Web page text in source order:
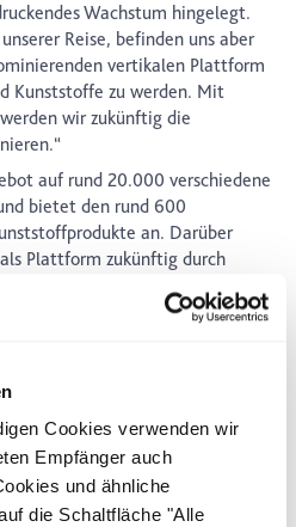
Cookies verwenden wir
Empfänger auch
und ähnliche
die Schaltfläche "Alle
Wachstum hingelegt.
Reise, befinden uns aber
vertikalen Plattform
Kunststoffe zu werden. Mit
wir zukünftig die
auf rund 20.000 verschiedene
bietet den rund 600
an. Darüber
Plattform zukünftig durch
baut XOM Materials
des 50. Händlers erreicht XOM
in der noch jungen
Materials wurde 2017 in Berlin
Beschaffungsplattform für alle